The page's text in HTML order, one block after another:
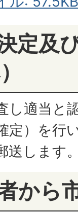
定及
し適当と
定）を行
送します
から